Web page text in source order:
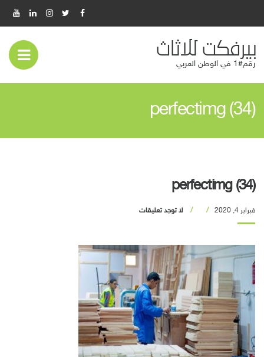
بيرفكت للاثاث
رقم#1 في الوطن العربي
perfectimg (34)
perfectimg (34)
فبراير 4, 2020 لا توجد تعليقات